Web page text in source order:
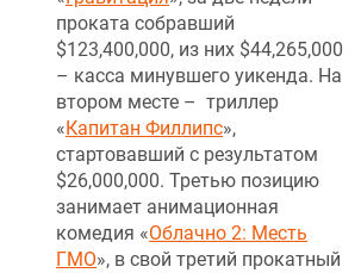
проката собравший
$123,400,000, из них $44,265,000
– касса минувшего уикенда. На
втором месте – триллер
«Капитан Филлипс»,
стартовавший с результатом
$26,000,000. Третью позицию
занимает анимационная
комедия «Облачно 2: Месть
ГМО», в свой третий прокатный